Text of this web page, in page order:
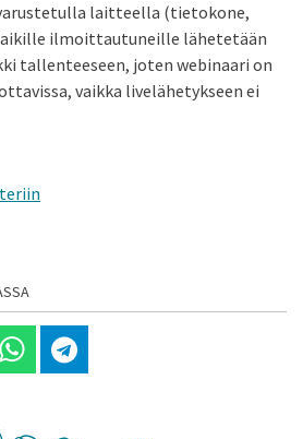
laitteella (tietokone,
ilmoittautuneille lähetetään
tallenteeseen, joten webinaari on
vaikka livelähetykseen ei
Jaa Whatsappissa
Jaa Telegramissa